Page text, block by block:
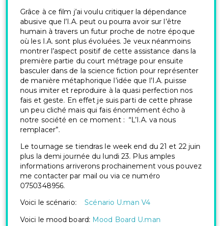
Grâce à ce film j’ai voulu critiquer la dépendance
abusive que l’I.A. peut ou pourra avoir sur l’être
humain à travers un futur proche de notre époque
où les I.A. sont plus évoluées. Je veux néanmoins
montrer l’aspect positif de cette assistance dans la
première partie du court métrage pour ensuite
basculer dans de la science fiction pour représenter
de manière métaphorique l’idée que l’I.A. puisse
nous imiter et reproduire à la quasi perfection nos
fais et geste. En effet je suis parti de cette phrase
un peu cliché mais qui fais énormément écho à
notre société en ce moment : “L’I.A. va nous
remplacer”.
Le tournage se tiendras le week end du 21 et 22 juin
plus la demi journée du lundi 23. Plus amples
informations arriverons prochainement vous pouvez
me contacter par mail ou via ce numéro
0750348956.
Voici le scénario:Scénario U.man V4
Voici le mood board: Mood Board U.man